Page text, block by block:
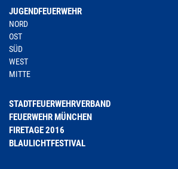
JUGENDFEUERWEHR
NORD
OST
SÜD
WEST
MITTE
STADTFEUERWEHRVERBAND
FEUERWEHR MÜNCHEN
FIRETAGE 2016
BLAULICHTFESTIVAL